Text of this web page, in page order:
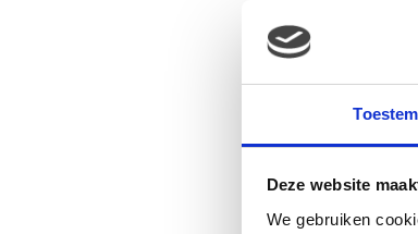
Deze website
We gebruiken